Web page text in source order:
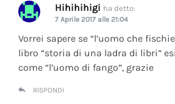
Hihihihigi ha detto:
7 Aprile 2017 alle 21:04
Vorrei sapere se “l’uomo che
libro “storia di una ladra di libri”
come “l’uomo di fango”, grazie
RISPONDI